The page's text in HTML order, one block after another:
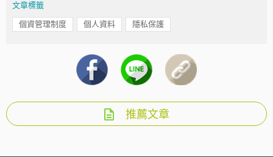
文章標籤
個資管理制度 個人資料 隱私保護
推薦文章